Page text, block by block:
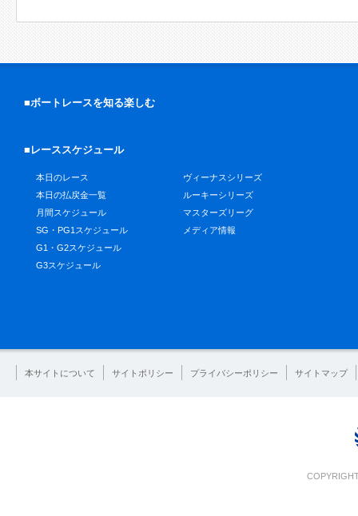
■ボートレースを知る楽しむ
■レーススケジュール
本日のレース
本日の払戻金一覧
月間スケジュール
SG・PG1スケジュール
G1・G2スケジュール
G3スケジュール
ヴィーナスシリーズ
ルーキーシリーズ
マスターズリーグ
メディア情報
本サイトについて サイトポリシー プライバシーポリシー サイトマップ